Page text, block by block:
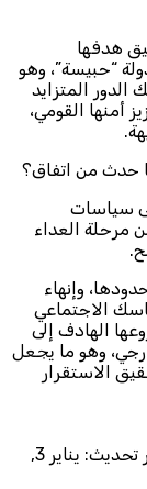
هدفها
“حبيسة”، وهو
المتزايد
أمنها القومي،
حدث من اتفاق؟
سياسات
مرحلة العداء
وإنهاء
الاجتماعي
الهادف إلى
وهو ما يجعل
الاستقرار
آخر تحديث: يناير 3,